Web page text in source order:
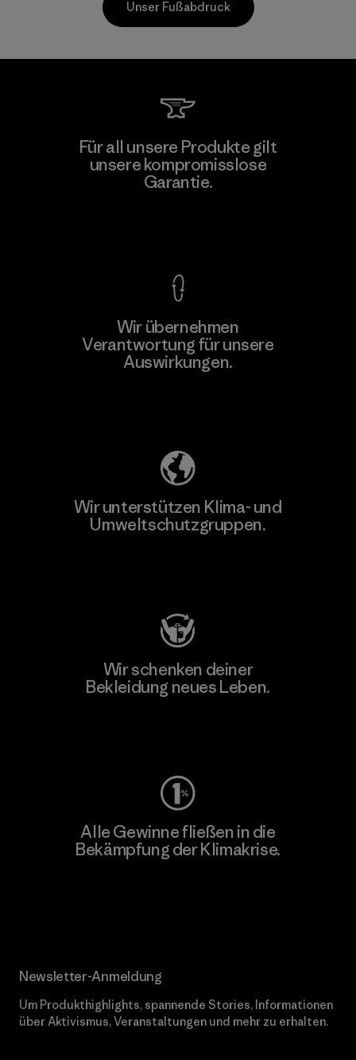
Mitsui Bussan Techno Products
CO., LTD/"Pertex"
Unser Fußabdruck
Für all unsere Produkte gilt
unsere kompromisslose
Garantie.
Wir übernehmen
Verantwortung für unsere
Auswirkungen.
Wir unterstützen Klima- und
Umweltschutzgruppen.
Wir schenken deiner
Bekleidung neues Leben.
Alle Gewinne fließen in die
Bekämpfung der Klimakrise.
Newsletter-Anmeldung
Um Produkthighlights, spannende Stories, Informationen
über Aktivismus, Veranstaltungen und mehr zu erhalten.